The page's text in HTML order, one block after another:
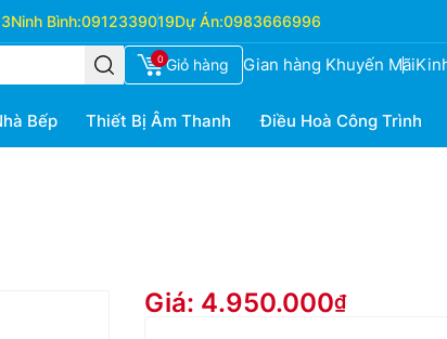
Ninh Bình:0912339019Dự Án:0983666996
0 Giỏ hàng Gian hàng Khuyến Mãi
Bếp Thiết Bị Âm Thanh Điều Hoà Công Trình
Giá: 4.950.000